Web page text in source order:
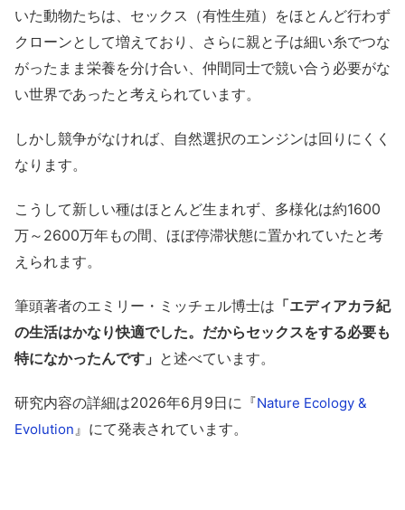
いた動物たちは、セックス（有性生殖）をほとんど行わず
クローンとして増えており、さらに親と子は細い糸でつな
がったまま栄養を分け合い、仲間同士で競い合う必要がな
い世界であったと考えられています。
しかし競争がなければ、自然選択のエンジンは回りにくく
なります。
こうして新しい種はほとんど生まれず、多様化は約1600
万～2600万年もの間、ほぼ停滞状態に置かれていたと考
えられます。
筆頭著者のエミリー・ミッチェル博士は 「エディアカラ紀
の生活はかなり快適でした。だからセックスをする必要も
特になかったんです」 と述べています。
研究内容の詳細は2026年6月9日に『Nature Ecology &
Evolution』にて発表されています。